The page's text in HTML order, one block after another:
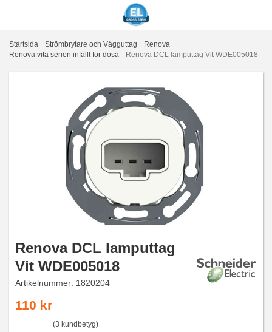
Startsida Strömbrytare och Vägguttag
Renova
Renova vita serien infällt för dosa
Renova DCL lamputtag Vit WDE005018
Renova DCL lamputtag
Vit WDE005018
Artikelnummer: 1820204
110 kr
(3 kundbetyg)